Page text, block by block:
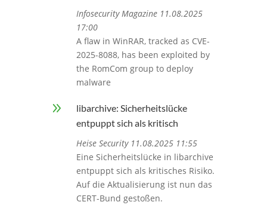
Infosecurity Magazine 11.08.2025
17:00
A flaw in WinRAR, tracked as CVE-
2025-8088, has been exploited by
the RomCom group to deploy
malware
9
libarchive: Sicherheitslücke
entpuppt sich als kritisch
Heise Security 11.08.2025 11:55
Eine Sicherheitslücke in libarchive
entpuppt sich als kritisches Risiko.
Auf die Aktualisierung ist nun das
CERT-Bund gestoßen.